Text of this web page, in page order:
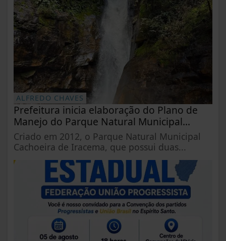
ALFREDO CHAVES
Prefeitura inicia elaboração do Plano de
Manejo do Parque Natural Municipal...
Criado em 2012, o Parque Natural Municipal
Cachoeira de Iracema, que possui duas...